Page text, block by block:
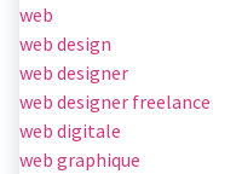
web
web design
web designer
web designer freelance
web digitale
web graphique